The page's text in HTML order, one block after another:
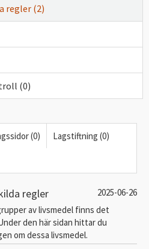
regler (2)
(0)
(0) Lagstiftning (0)
regler
2025-06-26
av livsmedel finns det
den här sidan hittar du
om dessa livsmedel.